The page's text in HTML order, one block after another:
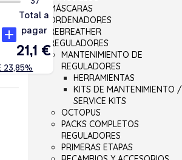
MÁSCARAS
ORDENADORES
REBREATHER
REGULADORES
MANTENIMIENTO DE
REGULADORES
HERRAMIENTAS
KITS DE MANTENIMIENTO /
SERVICE KITS
OCTOPUS
PACKS COMPLETOS
REGULADORES
PRIMERAS ETAPAS